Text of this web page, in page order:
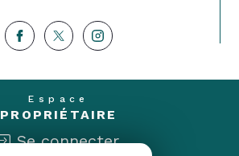
Espace
PROPRIÉTAIRE
Se connecter